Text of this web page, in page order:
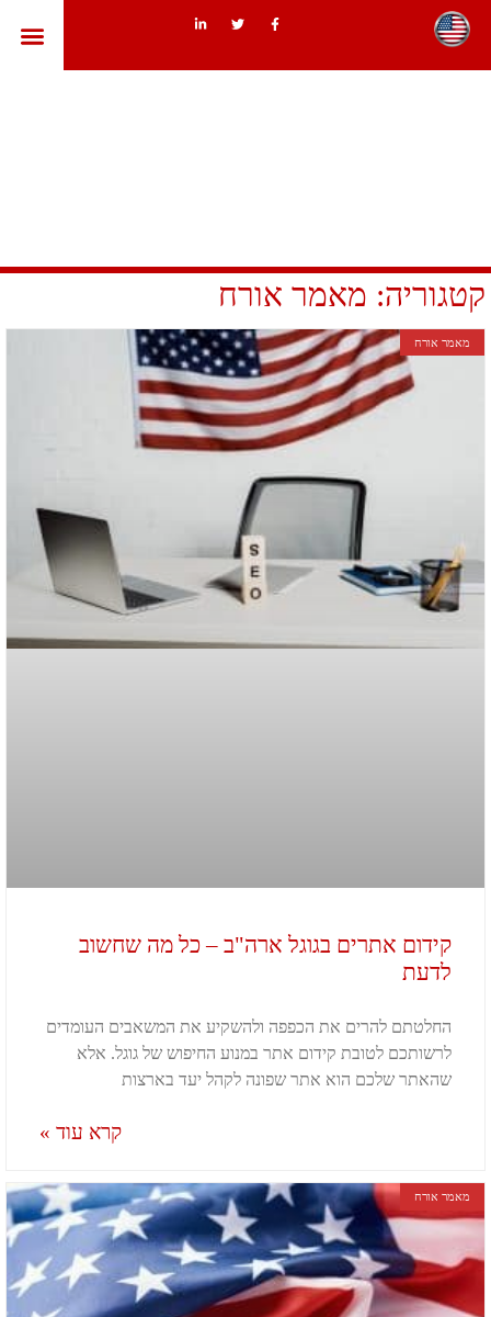
קטגוריה: מאמר אורח
מאמר אורח
קידום אתרים בגוגל ארה"ב – כל מה שחשוב
לדעת
החלטתם להרים את הכפפה ולהשקיע את המשאבים העומדים
לרשותכם לטובת קידום אתר במנוע החיפוש של גוגל. אלא
שהאתר שלכם הוא אתר שפונה לקהל יעד בארצות
קרא עוד »
מאמר אורח